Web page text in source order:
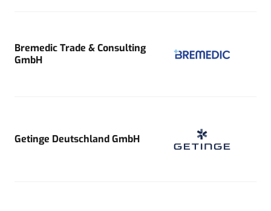
Bremedic Trade & Consulting
GmbH
Getinge Deutschland GmbH